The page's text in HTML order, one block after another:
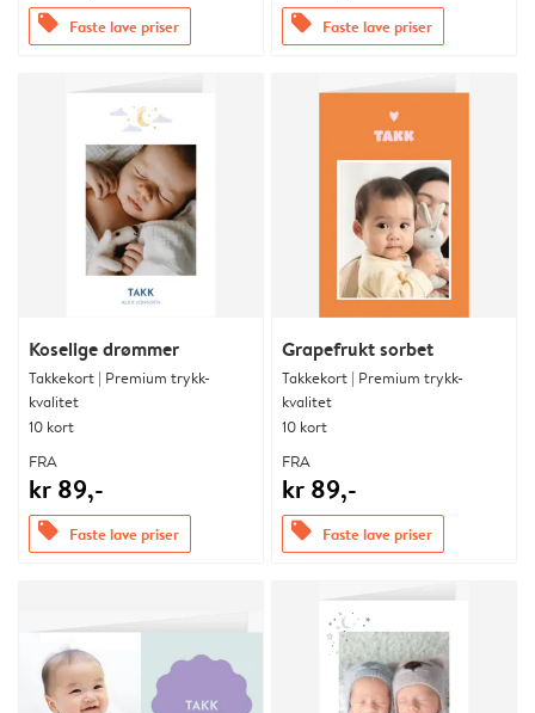
offers Faste lave priser offers Faste lave priser
Koselige drømmer
Takkekort | Premium trykk-
kvalitet
10 kort
FRA
kr 89,-
offers Faste lave priser
Grapefrukt sorbet
Takkekort | Premium trykk-
kvalitet
10 kort
FRA
kr 89,-
offers Faste lave priser